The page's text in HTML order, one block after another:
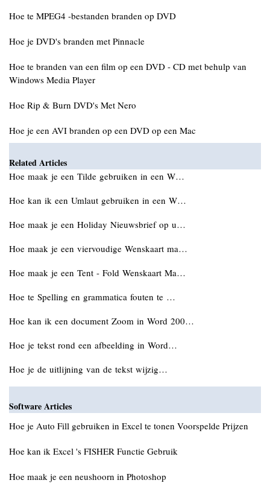
Hoe te MPEG4 -bestanden branden op DVD
Hoe je DVD's branden met Pinnacle
Hoe te branden van een film op een DVD - CD met behulp van
Windows Media Player
Hoe Rip & Burn DVD's Met Nero
Hoe je een AVI branden op een DVD op een Mac
Related Articles
Hoe maak je een Tilde gebruiken in een W…
Hoe kan ik een Umlaut gebruiken in een W…
Hoe maak je een Holiday Nieuwsbrief op u…
Hoe maak je een viervoudige Wenskaart ma…
Hoe maak je een Tent - Fold Wenskaart Ma…
Hoe te Spelling en grammatica fouten te …
Hoe kan ik een document Zoom in Word 200…
Hoe je tekst rond een afbeelding in Word…
Hoe je de uitlijning van de tekst wijzig…
Software Articles
Hoe je Auto Fill gebruiken in Excel te tonen Voorspelde Prijzen
Hoe kan ik Excel 's FISHER Functie Gebruik
Hoe maak je een neushoorn in Photoshop